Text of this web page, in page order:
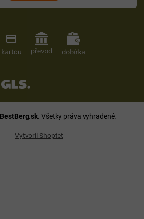
Vytvoril Shoptet
BestBerg.sk. Všetky práva vyhradené.